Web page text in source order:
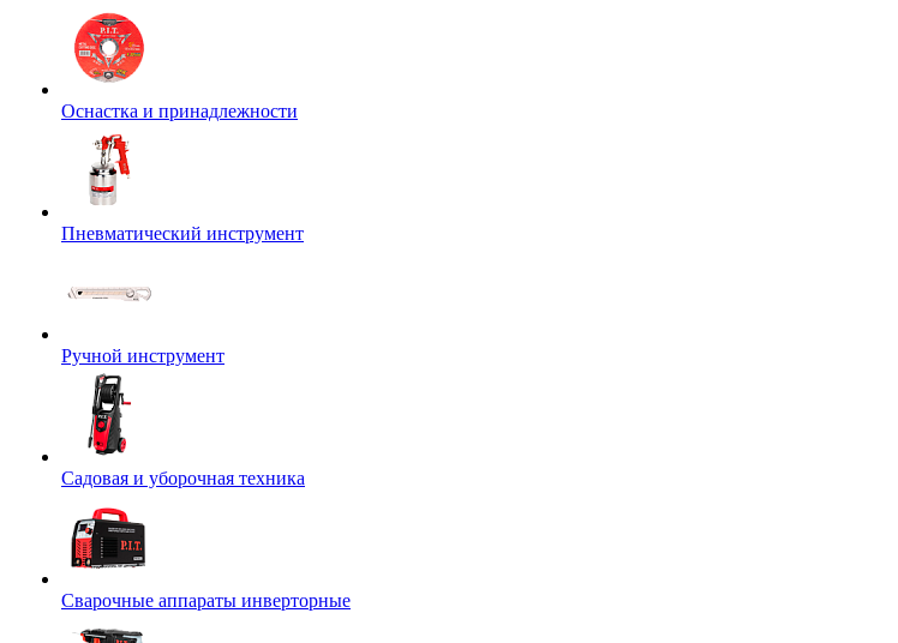
Оснастка и принадлежности
Пневматический инструмент
Ручной инструмент
Садовая и уборочная техника
Сварочные аппараты инверторные